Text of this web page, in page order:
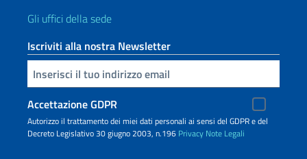
Gli uffici della sede
Iscriviti alla nostra Newsletter
Inserisci la tua email
Accettazione GDPR
Autorizzo il trattamento dei miei dati personali ai sensi del GDPR e del
Decreto Legislativo 30 giugno 2003, n.196 Privacy Note Legali